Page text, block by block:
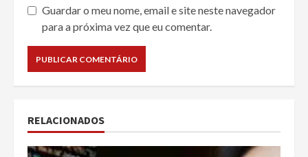
Guardar o meu nome, email e site neste navegador
para a próxima vez que eu comentar.
RELACIONADOS